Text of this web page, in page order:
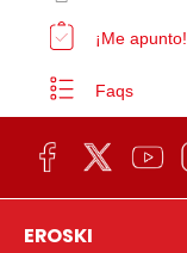
¡Me apunto!
Faqs
EROSKI